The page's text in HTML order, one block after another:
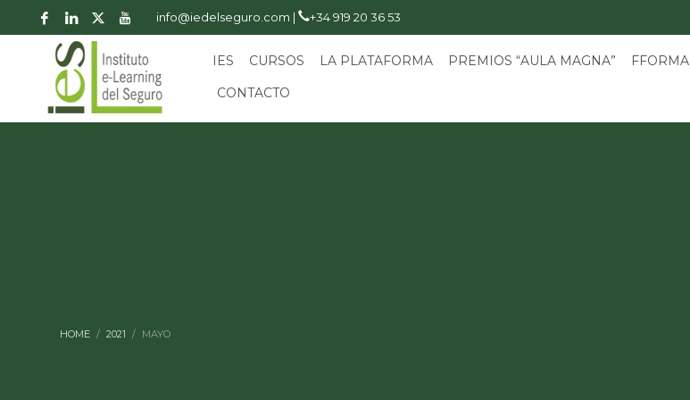
info@iedelseguro.com | +34 919 20 36 53
IES CURSOS LA PLATAFORMA PREMIOS “AULA MAGNA” FFORMA
CONTACTO
HOME 2021 MAYO